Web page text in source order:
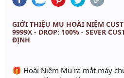
GIỚI THIỆU MU HOÀI NIỆM
9999X - DROP: 100% - SEVER
ĐỊNH
🎁 Hoài Niệm Mu ra mắt máy